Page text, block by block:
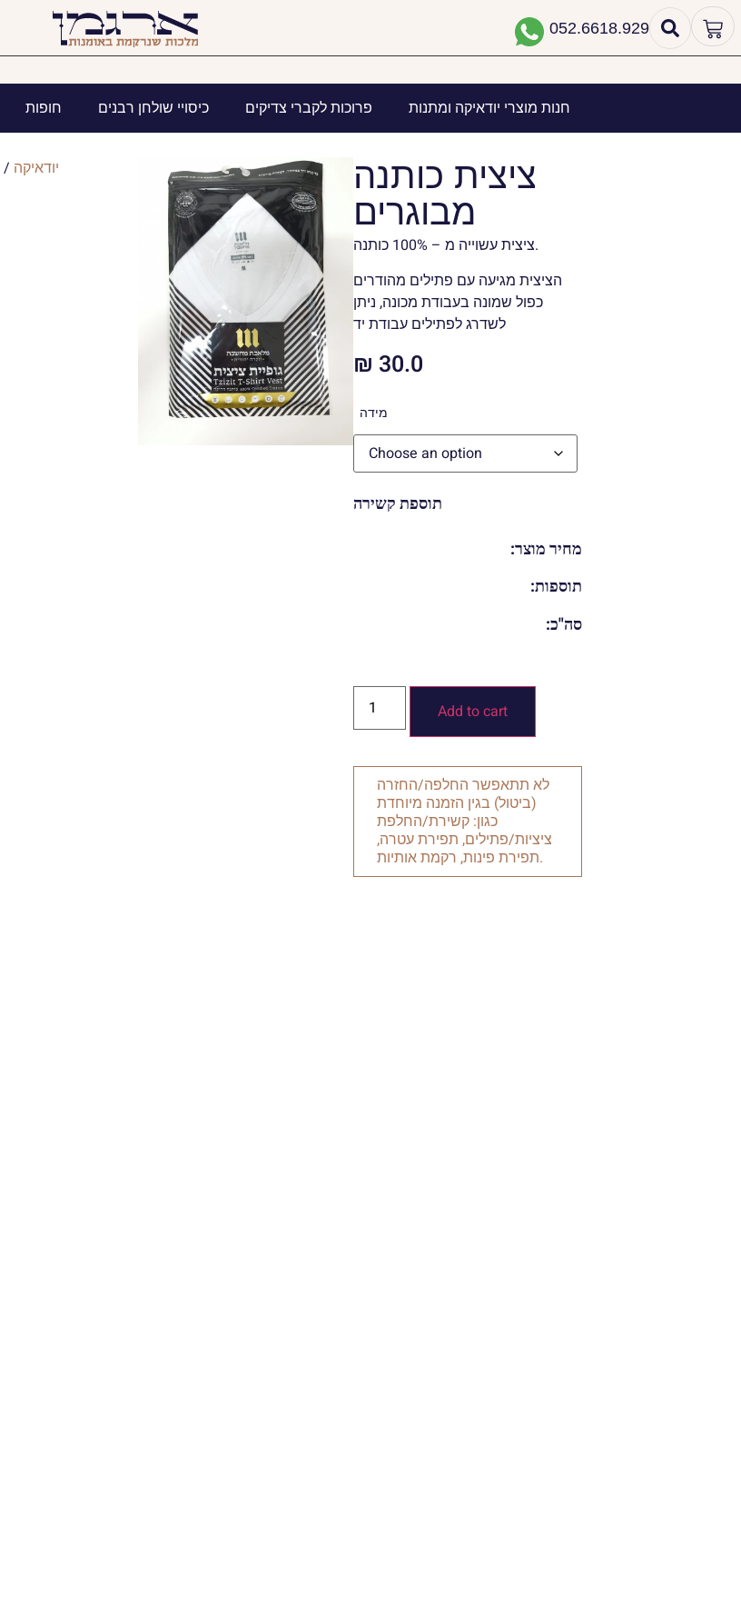
052.6618.929
חופות כיסויי שולחן רבנים פרוכות לקברי צדיקים חנות מוצרי יודאיקה ומתנות
יודאיקה /
ציצית כותנה
מבוגרים
ציצית עשוייה מ – 100% כותנה.
הציצית מגיעה עם פתילים מהודרים
כפול שמונה בעבודת מכונה, ניתן
לשדרג לפתילים עבודת יד
₪ 30.0
מידה
תוספת קשירה
מחיר מוצר:
תוספות:
סה"כ:
Add to cart
לא תתאפשר החלפה/החזרה
(ביטול) בגין הזמנה מיוחדת
כגון: קשירת/החלפת
ציציות/פתילים, תפירת עטרה,
תפירת פינות, רקמת אותיות.